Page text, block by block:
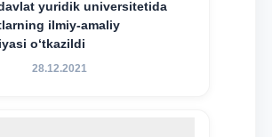
yuridik universitetida
ilmiy-amaliy
o‘tkazildi
28.12.2021